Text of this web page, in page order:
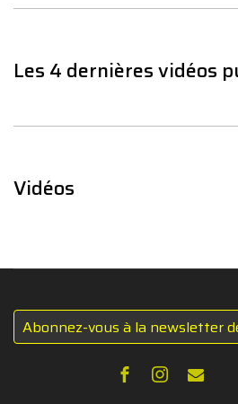
Les 4 dernières vidéos
Vidéos
Abonnez-vous à la newsletter